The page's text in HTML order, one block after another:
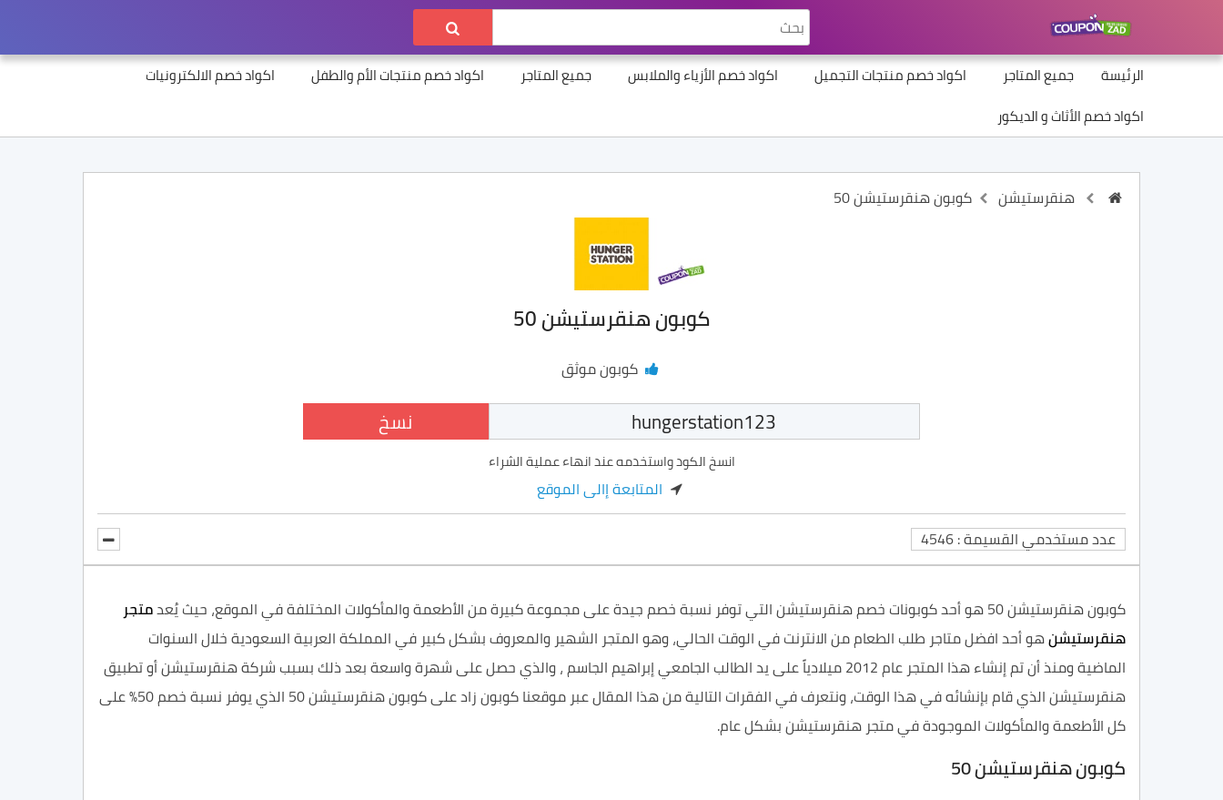
الرئيسة جميع المتاجر اكواد خصم منتجات التجميل اكواد خصم الأزياء والملابس جميع المتاجر اكواد خصم منتجات الأم والطفل
اكواد خصم الالكترونيات
اكواد خصم الأثاث و الديكور
هنقرستيشن كوبون هنقرستيشن 50
كوبون هنقرستيشن 50
كوبون موثق
نسخ
انسخ الكود واستخدمه عند انهاء عملية الشراء
المتابعة إالى الموقع
عدد مستخدمي القسيمة : 4546
كوبون هنقرستيشن 50 هو أحد كوبونات خصم هنقرستيشن التي توفر نسبة خصم جيدة على مجموعة كبيرة من الأطعمة والمأكولات المختلفة في الموقع، حيث يُعد
متجر
هنقرستيشنهو أحد افضل متاجر طلب الطعام من الانترنت في الوقت الحالي، وهو المتجر الشهير والمعروف بشكل كبير في المملكة العربية السعودية خلال السنوات
الماضية ومنذ أن تم إنشاء هذا المتجر عام 2012 ميلادياً على يد الطالب الجامعي إبراهيم الجاسم ، والذي حصل على شهرة واسعة بعد ذلك بسبب شركة هنقرستيشن أو تطبيق
هنقرستيشن الذي قام بإنشائه في هذا الوقت، ونتعرف في الفقرات التالية من هذا المقال عبر موقعنا كوبون زاد على كوبون هنقرستيشن 50 الذي يوفر نسبة خصم 50% على
كل الأطعمة والمأكولات الموجودة في متجر هنقرستيشن بشكل عام.
كوبون هنقرستيشن 50